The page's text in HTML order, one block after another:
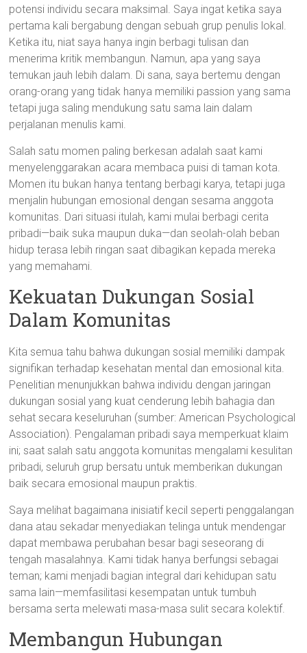
potensi individu secara maksimal. Saya ingat ketika saya
pertama kali bergabung dengan sebuah grup penulis lokal.
Ketika itu, niat saya hanya ingin berbagi tulisan dan
menerima kritik membangun. Namun, apa yang saya
temukan jauh lebih dalam. Di sana, saya bertemu dengan
orang-orang yang tidak hanya memiliki passion yang sama
tetapi juga saling mendukung satu sama lain dalam
perjalanan menulis kami.
Salah satu momen paling berkesan adalah saat kami
menyelenggarakan acara membaca puisi di taman kota.
Momen itu bukan hanya tentang berbagi karya, tetapi juga
menjalin hubungan emosional dengan sesama anggota
komunitas. Dari situasi itulah, kami mulai berbagi cerita
pribadi—baik suka maupun duka—dan seolah-olah beban
hidup terasa lebih ringan saat dibagikan kepada mereka
yang memahami.
Kekuatan Dukungan Sosial
Dalam Komunitas
Kita semua tahu bahwa dukungan sosial memiliki dampak
signifikan terhadap kesehatan mental dan emosional kita.
Penelitian menunjukkan bahwa individu dengan jaringan
dukungan sosial yang kuat cenderung lebih bahagia dan
sehat secara keseluruhan (sumber: American Psychological
Association). Pengalaman pribadi saya memperkuat klaim
ini; saat salah satu anggota komunitas mengalami kesulitan
pribadi, seluruh grup bersatu untuk memberikan dukungan
baik secara emosional maupun praktis.
Saya melihat bagaimana inisiatif kecil seperti penggalangan
dana atau sekadar menyediakan telinga untuk mendengar
dapat membawa perubahan besar bagi seseorang di
tengah masalahnya. Kami tidak hanya berfungsi sebagai
teman; kami menjadi bagian integral dari kehidupan satu
sama lain—memfasilitasi kesempatan untuk tumbuh
bersama serta melewati masa-masa sulit secara kolektif.
Membangun Hubungan